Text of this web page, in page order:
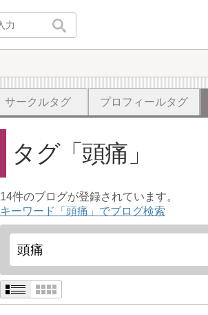
サークルタグ プロフィールタグ
タグ 頭痛
14件のブログが登録されています。
キーワード「頭痛」でブログ検索